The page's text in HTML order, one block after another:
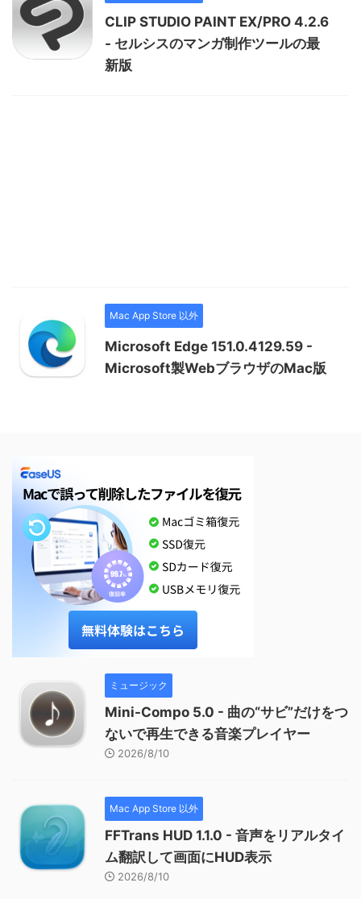
CLIP STUDIO PAINT EX/PRO 4.2.6
- セルシスのマンガ制作ツールの最
新版
Mac App Store 以外
Microsoft Edge 151.0.4129.59 -
Microsoft製WebブラウザのMac版
ミュージック
Mini-Compo 5.0 - 曲の“サビ”だけをつ
ないで再生できる音楽プレイヤー
2026/8/10
Mac App Store 以外
FFTrans HUD 1.1.0 - 音声をリアルタイ
ム翻訳して画面にHUD表示
2026/8/10